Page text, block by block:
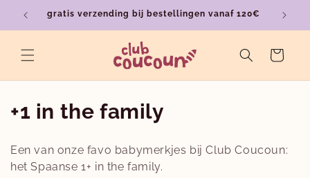
naar de
content
gratis verzending bij bestellingen vanaf 120€
Winkelwagen
C
l
+1 in the family
Een van onze favo babymerkjes bij Club Coucoun:
het Spaanse 1+ in the family.